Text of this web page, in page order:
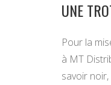
UNE
Pour la
à MT
savoir noir,